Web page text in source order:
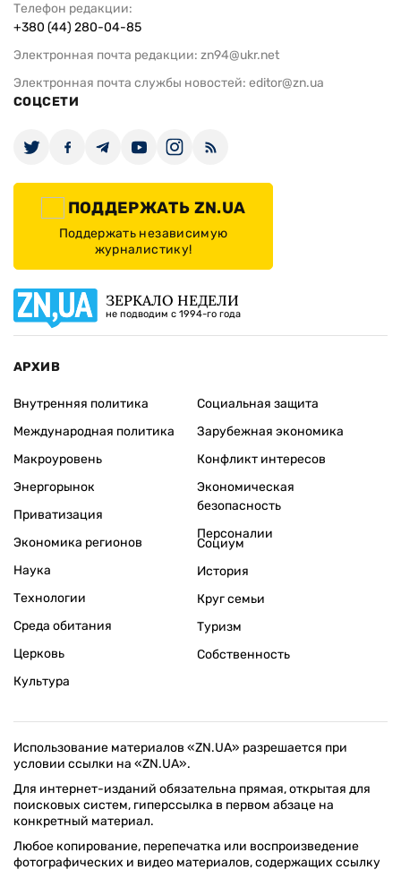
Телефон редакции:
+380 (44) 280-04-85
Электронная почта редакции: zn94@ukr.net
Электронная почта службы новостей: editor@zn.ua
СОЦСЕТИ
ПОДДЕРЖАТЬ ZN.UA
Поддержать независимую
журналистику!
ЗЕРКАЛО НЕДЕЛИ
не подводим с 1994-го года
АРХИВ
Внутренняя политика
Международная политика
Макроуровень
Энергорынок
Приватизация
Экономика регионов
Социальная защита
Зарубежная экономика
Конфликт интересов
Экономическая
безопасность
Персоналии
Наука
Технологии
Среда обитания
Церковь
Культура
Социум
История
Круг семьи
Туризм
Собственность
Использование материалов «ZN.UA» разрешается при
условии ссылки на «ZN.UA».
Для интернет-изданий обязательна прямая, открытая для
поисковых систем, гиперссылка в первом абзаце на
конкретный материал.
Любое копирование, перепечатка или воспроизведение
фотографических и видео материалов, содержащих ссылку